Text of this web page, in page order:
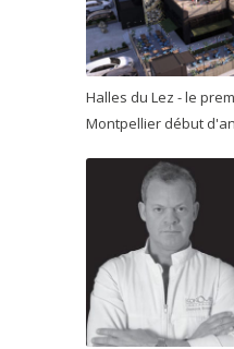
Halles du Lez - le
Montpellier début